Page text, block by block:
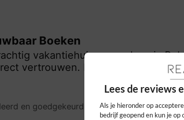
Boeken
vakantiehuis gevonden via
vertrouwen. Echt een aanrader
en goedgekeurd. Bekijk ons beleid
Lees de reviews
Als je hieronder op
bedrijf geopend en kun je